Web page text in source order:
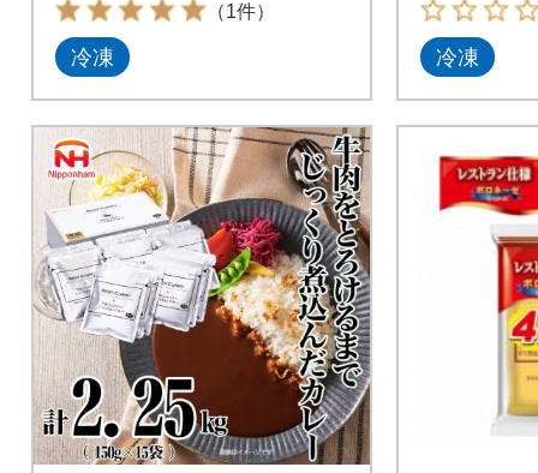
（1件）
冷凍 冷凍